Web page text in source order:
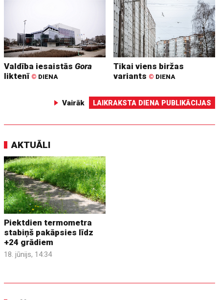
Valdība iesaistāsGora
liktenī © DIENA
Tikai viens biržas
variants © DIENA
Vairāk LAIKRAKSTA DIENA PUBLIKĀCIJAS
AKTUĀLI
Piektdien termometra
stabiņš pakāpsies līdz
+24 grādiem
18. jūnijs, 14:34